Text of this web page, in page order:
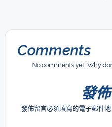
Comments
No comments yet. Why
發
發佈留言必須填寫的電子郵件地